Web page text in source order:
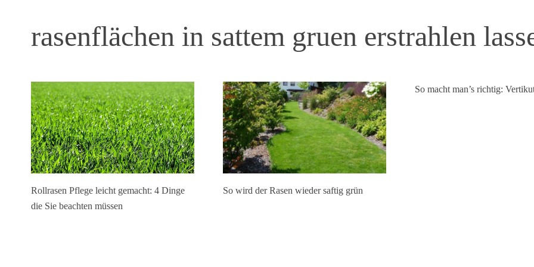
rasenflächen in sattem gruen erstrahlen
Rollrasen Pflege leicht gemacht: 4 Dinge
die Sie beachten müssen
So wird der Rasen wieder saftig grün
So macht man’s richtig: